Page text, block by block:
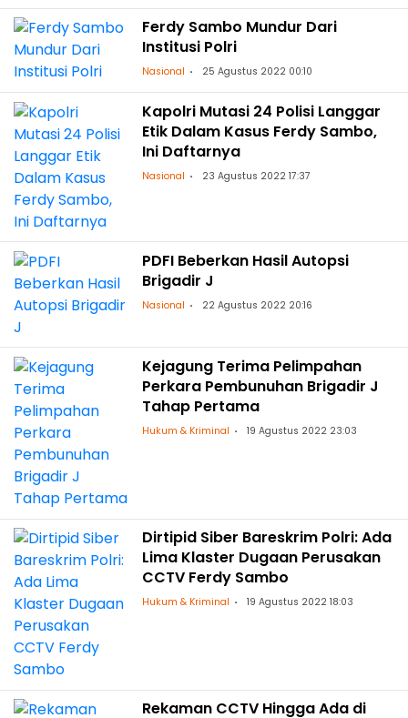
Ferdy Sambo Mundur Dari
Institusi Polri
Nasional 25 Agustus 2022 00:10
Kapolri Mutasi 24 Polisi Langgar
Etik Dalam Kasus Ferdy Sambo,
Ini Daftarnya
Nasional 23 Agustus 2022 17:37
PDFI Beberkan Hasil Autopsi
Brigadir J
Nasional 22 Agustus 2022 20:16
Kejagung Terima Pelimpahan
Perkara Pembunuhan Brigadir J
Tahap Pertama
Hukum & Kriminal 19 Agustus 2022 23:03
Dirtipid Siber Bareskrim Polri: Ada
Lima Klaster Dugaan Perusakan
CCTV Ferdy Sambo
Hukum & Kriminal 19 Agustus 2022 18:03
Rekaman CCTV Hingga Ada di